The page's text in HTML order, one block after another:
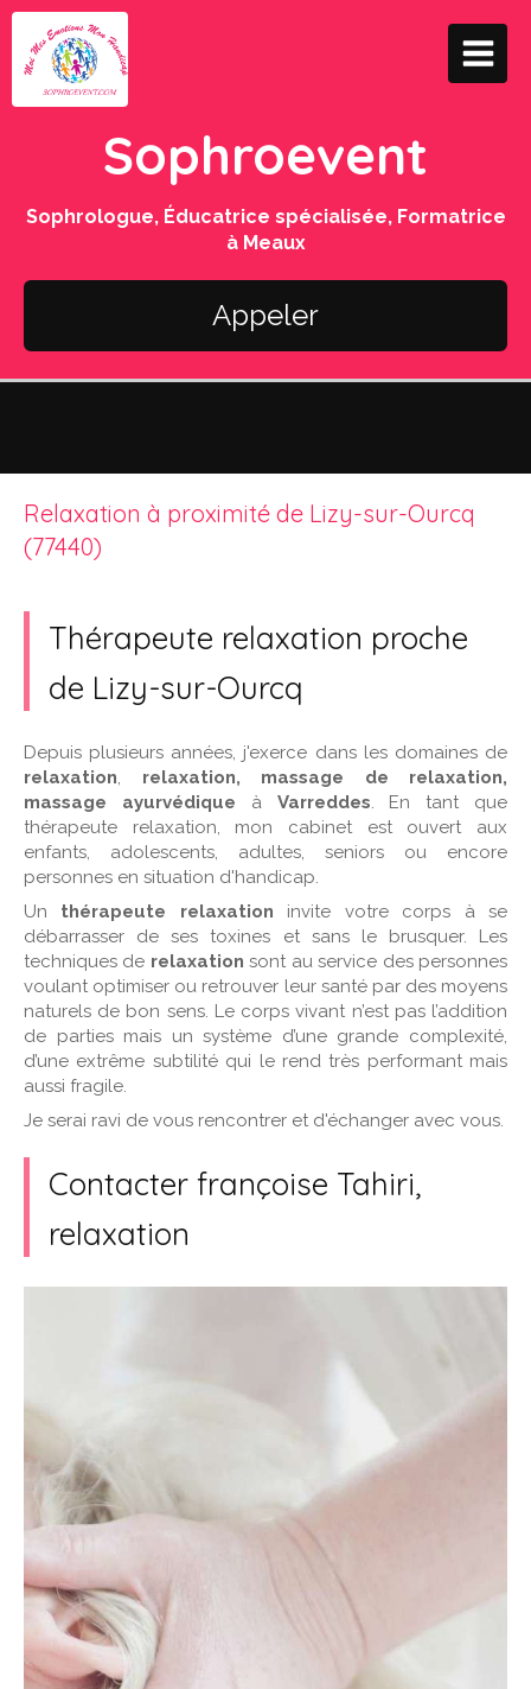
Sophroevent
Sophrologue, Éducatrice spécialisée, Formatrice
à Meaux
Appeler
Relaxation à proximité de Lizy-sur-Ourcq
(77440)
Thérapeute relaxation proche
de Lizy-sur-Ourcq
Depuis plusieurs années, j'exerce dans les domaines de
relaxation, relaxation, massage de relaxation,
massage ayurvédique à Varreddes. En tant que
thérapeute relaxation, mon cabinet est ouvert aux
enfants, adolescents, adultes, seniors ou encore
personnes en situation d'handicap.
Un thérapeute relaxation invite votre corps à se
débarrasser de ses toxines et sans le brusquer. Les
techniques de relaxation sont au service des personnes
voulant optimiser ou retrouver leur santé par des moyens
naturels de bon sens. Le corps vivant n’est pas l’addition
de parties mais un système d’une grande complexité,
d’une extrême subtilité qui le rend très performant mais
aussi fragile.
Je serai ravi de vous rencontrer et d'échanger avec vous.
Contacter françoise Tahiri,
relaxation